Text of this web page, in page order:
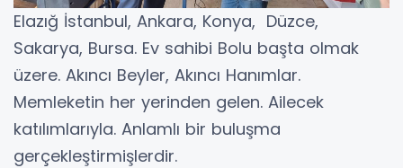
Elazığ İstanbul, Ankara, Konya, Düzce,
Sakarya, Bursa. Ev sahibi Bolu başta olmak
üzere. Akıncı Beyler, Akıncı Hanımlar.
Memleketin her yerinden gelen. Ailecek
katılımlarıyla. Anlamlı bir buluşma
gerçekleştirmişlerdir.